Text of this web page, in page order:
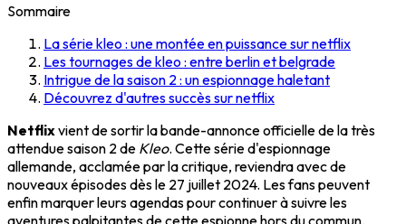
Sommaire
La série kleo : une montée en puissance sur netflix
Les tournages de kleo : entre berlin et belgrade
Intrigue de la saison 2 : un espionnage haletant
Découvrez d'autres succès sur netflix
Netflixvient de sortir la bande-annonce officielle de la très
attendue saison 2 de Kleo. Cette série d'espionnage
allemande, acclamée par la critique, reviendra avec de
nouveaux épisodes dès le 27 juillet 2024. Les fans peuvent
enfin marquer leurs agendas pour continuer à suivre les
aventures palpitantes de cette espionne hors du commun.